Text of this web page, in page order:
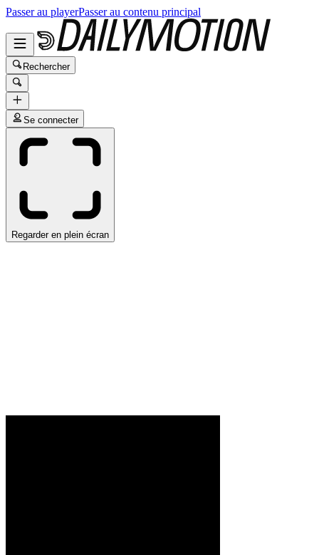
Passer au playerPasser au contenu principal
Rechercher
Se connecter
Regarder en plein écran